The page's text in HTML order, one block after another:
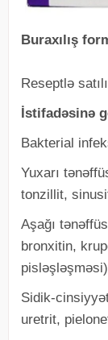
Buraxılış
Reseptlə
İstifadəsinə
Bakterial
Yuxarı
tonzillit,
Aşağı
bronxitin,
pislәşlәşmәsi)
Sidik-
uretrit,